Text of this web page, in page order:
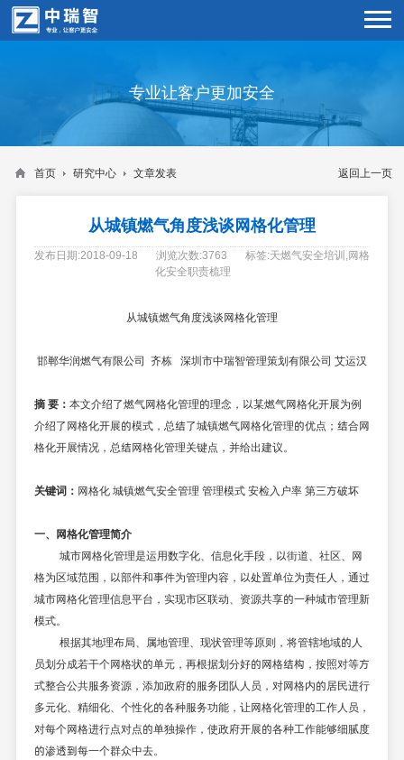
专业让客户更加安全
返回上一页
首页 研究中心 文章发表
从城镇燃气角度浅谈网格化管理
发布日期:2018-09-18 浏览次数:3763
标签:天燃气安全培训,网格
化安全职责梳理
从城镇燃气角度浅谈网格化管理
邯郸华润燃气有限公司 齐栋 深圳市中瑞智管理策划有限公司 艾运汉
摘要： 本文介绍了燃气网格化管理的理念，以某燃气网格化开展为例
介绍了网格化开展的模式，总结了城镇燃气网格化管理的优点；结合网
格化开展情况，总结网格化管理关键点，并给出建议。
关键词： 网格化城镇燃气安全管理管理模式安检入户率第三方破坏
一、 网格化管理简介
城市网格化管理是运用数字化、信息化手段，以街道、社区、网
格为区域范围，以部件和事件为管理内容，以处置单位为责任人，通过
城市网格化管理信息平台，实现市区联动、资源共享的一种城市管理新
模式。
根据其地理布局、属地管理、现状管理等原则，将管辖地域的人
员划分成若干个网格状的单元，再根据划分好的网格结构，按照对等方
式整合公共服务资源，添加政府的服务团队人员，对网格内的居民进行
多元化、精细化、个性化的各种服务功能，让网格化管理的工作人员，
对每个网格进行点对点的单独操作，使政府开展的各种工作能够细腻度
的渗透到每一个群众中去。